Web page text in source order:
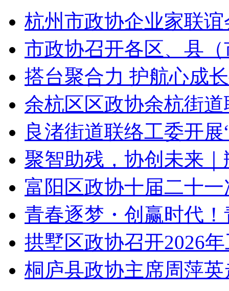
杭州市政协企业家联
市政协召开各区、县
搭台聚合力 护航心成
余杭区区政协余杭街
良渚街道联络工委开
聚智助残，协创未来
富阳区政协十届二十
青春逐梦・创赢时代
拱墅区政协召开2026
桐庐县政协主席周萍